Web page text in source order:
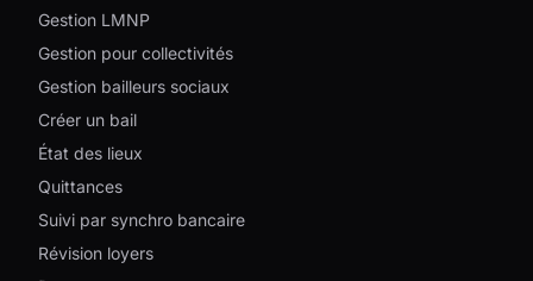
Gestion LMNP
Gestion pour collectivités
Gestion bailleurs sociaux
Créer un bail
État des lieux
Quittances
Suivi par synchro bancaire
Révision loyers